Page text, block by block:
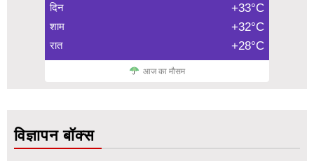
दिन +33°C
शाम +32°C
रात +28°C
आज का मौसम
विज्ञापन बॉक्स